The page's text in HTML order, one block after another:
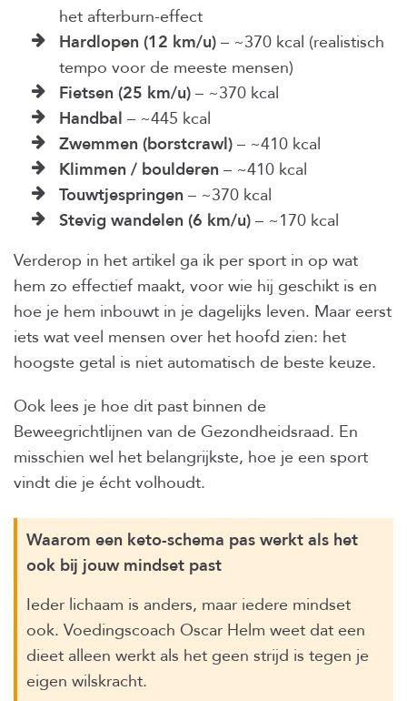
het afterburn-effect
Hardlopen (12 km/u) – ~370 kcal (realistisch
tempo voor de meeste mensen)
Fietsen (25 km/u) – ~370 kcal
Handbal – ~445 kcal
Zwemmen (borstcrawl) – ~410 kcal
Klimmen / boulderen – ~410 kcal
Touwtjespringen – ~370 kcal
Stevig wandelen (6 km/u) – ~170 kcal
Verderop in het artikel ga ik per sport in op wat
hem zo effectief maakt, voor wie hij geschikt is en
hoe je hem inbouwt in je dagelijks leven. Maar eerst
iets wat veel mensen over het hoofd zien: het
hoogste getal is niet automatisch de beste keuze.
Ook lees je hoe dit past binnen de
Beweegrichtlijnen van de Gezondheidsraad. En
misschien wel het belangrijkste, hoe je een sport
vindt die je écht volhoudt.
Waarom een keto-schema pas werkt als het
ook bij jouw mindset past
Ieder lichaam is anders, maar iedere mindset
ook. Voedingscoach Oscar Helm weet dat een
dieet alleen werkt als het geen strijd is tegen je
eigen wilskracht.